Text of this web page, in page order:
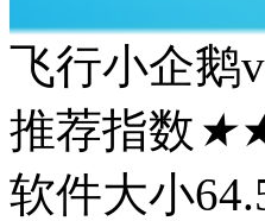
飞行小企鹅
推荐指数
软件大小